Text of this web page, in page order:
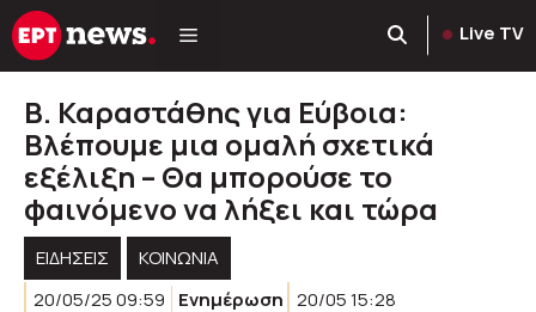
Μετάβαση
σε
Live TV
Β. Καραστάθης για Εύβοια:
Βλέπουμε μια ομαλή σχετικά
εξέλιξη – Θα μπορούσε το
φαινόμενο να λήξει και τώρα
ΕΙΔΗΣΕΙΣ
ΚΟΙΝΩΝΊΑ
20/05/25 09:59
Ενημέρωση 20/05 15:28